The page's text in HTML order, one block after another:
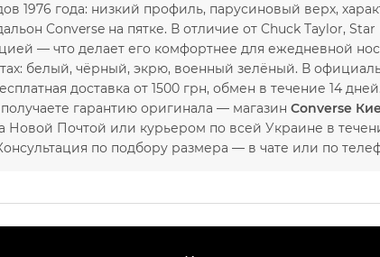
1976 года: низкий профиль, парусиновый верх,
Converse на пятке. В отличие от Chuck Taylor,
— что делает его комфортнее для ежедневной
белый, чёрный, экрю, военный зелёный. В
доставка от 1500 грн, обмен в течение 14 дней.
гарантию оригинала — магазин Converse
Новой Почтой или курьером по всей Украине в
по подбору размера — в чате или по